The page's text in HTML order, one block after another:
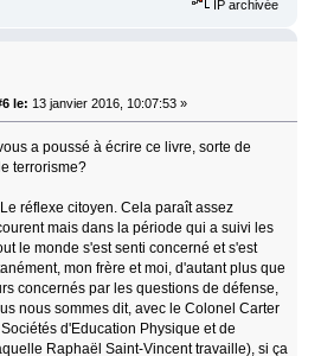
IP archivée
le: 13 janvier 2016, 10:07:53 »
a poussé à écrire ce livre, sorte de
terrorisme?
réflexe citoyen. Cela paraît assez
mais dans la période qui a suivi les
le monde s'est senti concerné et s'est
mon frère et moi, d'autant plus que
concernés par les questions de défense,
nous sommes dit, avec le Colonel Carter
d'Education Physique et de
Raphaël Saint-Vincent travaille), si ça